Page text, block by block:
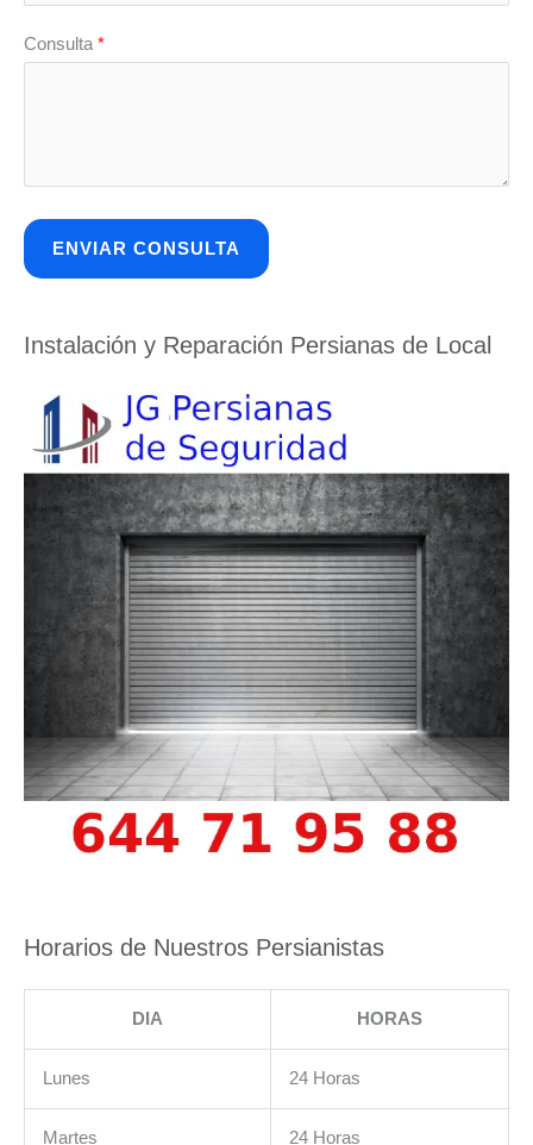
Consulta *
Instalación y Reparación Persianas de Local
Horarios de Nuestros Persianistas
DIA HORAS
Lunes 24 Horas
Martes 24 Horas